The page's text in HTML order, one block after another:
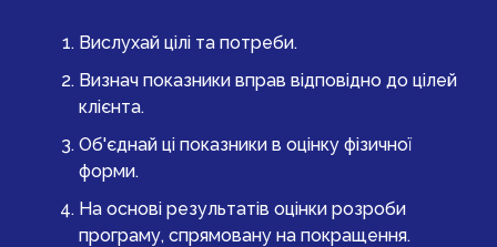
Вислухай цілі та потреби.
Визнач показники вправ відповідно до цілей
клієнта.
Об'єднай ці показники в оцінку фізичної
форми.
На основі результатів оцінки розроби
програму, спрямовану на покращення.